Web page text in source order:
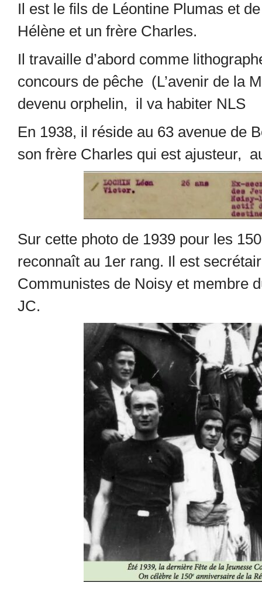
Il est le fils de Léontine Plumas et
Hélène et un frère Charles.
Il travaille d’abord comme
concours de pêche (L’avenir de la
devenu orphelin, il va habiter NLS
En 1938, il réside au 63 avenue de
son frère Charles qui est ajusteur,
Sur cette photo de 1939 pour les
reconnaît au 1er rang. Il est
Communistes de Noisy et membre
JC.